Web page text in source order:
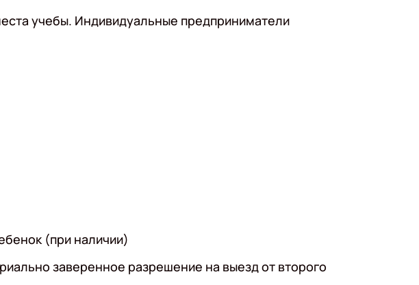
учебы. Индивидуальные предприниматели
(при наличии)
заверенное разрешение на выезд от второго